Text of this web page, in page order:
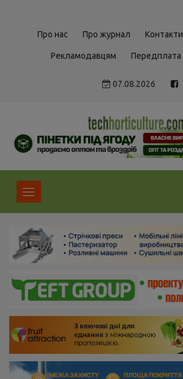
Про нас Про журнал Контакти
Рекламодавцям Передплата
07.08.2026